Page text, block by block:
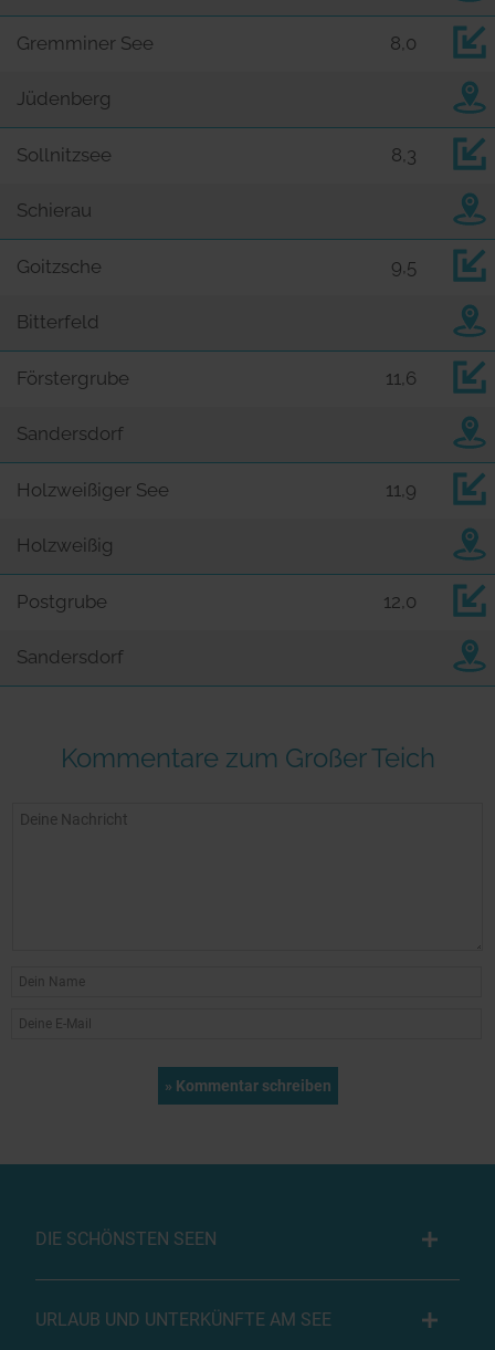
Gremminer See 8,0
Jüdenberg
Sollnitzsee 8,3
Schierau
Goitzsche 9,5
Bitterfeld
Förstergrube 11,6
Sandersdorf
Holzweißiger See 11,9
Holzweißig
Postgrube 12,0
Sandersdorf
Kommentare zum Großer Teich
DIE SCHÖNSTEN SEEN
URLAUB UND UNTERKÜNFTE AM SEE